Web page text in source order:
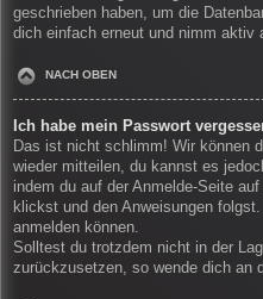
geschrieben haben, um die
dich einfach erneut und nimm aktiv
NACH OBEN
Ich habe mein Passwort
Das ist nicht schlimm! Wir können
wieder mitteilen, du kannst es
indem du auf der Anmelde-Seite
klickst und den Anweisungen
anmelden können.
Solltest du trotzdem nicht in der
zurückzusetzen, so wende dich an